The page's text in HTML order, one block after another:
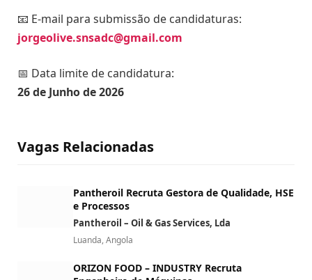
📧 E-mail para submissão de candidaturas:
jorgeolive.snsadc@gmail.com
📅 Data limite de candidatura:
26 de Junho de 2026
Vagas Relacionadas
Pantheroil Recruta Gestora de Qualidade, HSE
e Processos
Pantheroil – Oil & Gas Services, Lda
Luanda, Angola
ORIZON FOOD – INDUSTRY Recruta